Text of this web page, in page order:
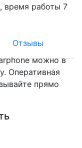
время работы 7
Отзывы
можно в
Оперативная
прямо